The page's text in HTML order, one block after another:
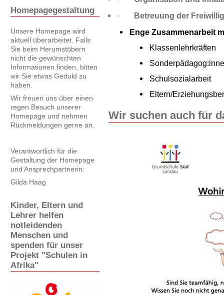
· Betreuung der
Enge Zusammenarbeit
Klassenlehrkräften
Schulsozialarbeit
Eltern/
Wir suchen auch für
Homepagegestaltung
Unsere Homepage wird
aktuell überarbeitet. Falls
Sie beim Herumstöbern
nicht die gewünschten
Informationen finden, bitten
wir Sie etwas Geduld zu
haben.
Wir freuen uns über einen
regen Besuch unserer
Homepage und nehmen
Rückmeldungen gerne an.
Verantwortlich für die
Gestaltung der Homepage
und Ansprechpartnerin:
Gilda Haag
Kinder, Eltern und
Lehrer helfen
notleidenden
Menschen und
spenden für unser
Projekt "Schulen in
Afrika"